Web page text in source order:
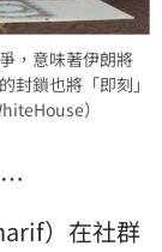
，意味著伊朗將
封鎖也將「即刻」
）
…
）在社群